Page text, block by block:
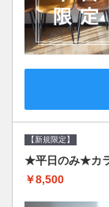
【新規限定】
★平日のみ★カ
￥8,500